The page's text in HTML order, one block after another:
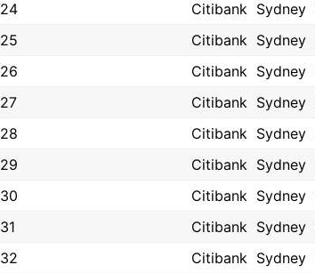
24
Citibank Sydney
25
Citibank Sydney
26
Citibank Sydney
27
Citibank Sydney
28
Citibank Sydney
29
Citibank Sydney
30
Citibank Sydney
31
Citibank Sydney
32
Citibank Sydney